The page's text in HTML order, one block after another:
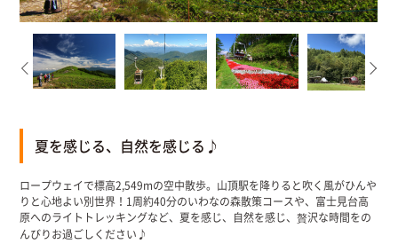
夏を感じる、自然を感じる♪
ロープウェイで標高2,549mの空中散歩。山頂駅を降りると吹く風がひんや
りと心地よい別世界！1周約40分のいわなの森散策コースや、富士見台高
原へのライトトレッキングなど、夏を感じ、自然を感じ、贅沢な時間をの
んびりお過ごしください♪